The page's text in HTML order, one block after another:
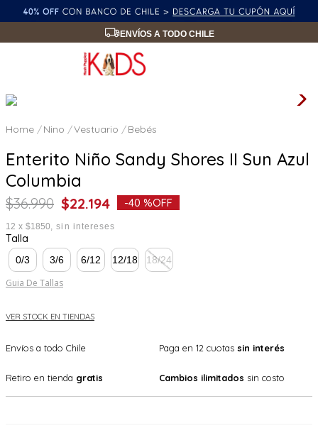
ENVÍOS A TODO CHILE
Nino Vestuario Bebés
Enterito Niño Sandy Shores II Sun Azul
Columbia
$36.990 $22.194 -40 %OFF
12 x $1850 sin intereses
Talla
0/3 3/6 6/12 12/18 18/24
Guia De Tallas
VER STOCK EN TIENDAS
Envíos a todo Chile Paga en 12 cuotas sin interés
Retiro en tienda gratis Cambios ilimitados sin costo